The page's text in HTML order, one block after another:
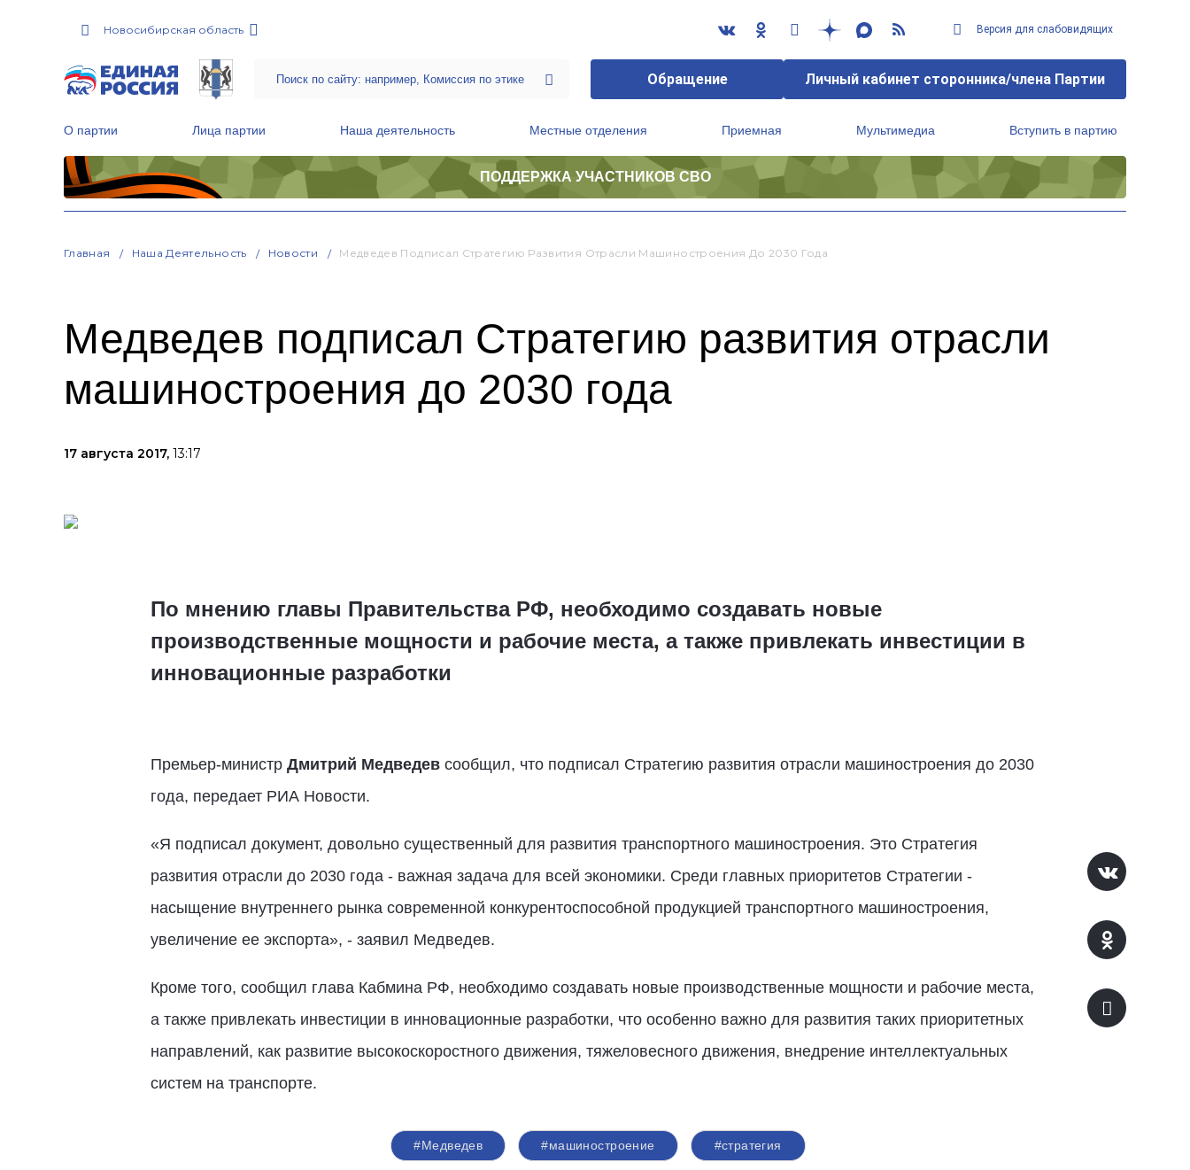
Новосибирская область Версия для слабовидящих
Обращение Личный кабинет сторонника/члена Партии
О партии Лица партии Наша деятельность Местные отделения Приемная Мультимедиа Вступить в партию
ПОДДЕРЖКА УЧАСТНИКОВ СВО
Главная Наша Деятельность Новости Медведев Подписал Стратегию Развития Отрасли Машиностроения До 2030 Года
Медведев подписал Стратегию развития отрасли
машиностроения до 2030 года
17 августа 2017, 13:17
По мнению главы Правительства РФ, необходимо создавать новые
производственные мощности и рабочие места, а также привлекать инвестиции в
инновационные разработки
Премьер-министр Дмитрий Медведевсообщил, что подписал Стратегию развития отрасли машиностроения до 2030
года, передает РИА Новости.
«Я подписал документ, довольно существенный для развития транспортного машиностроения. Это Стратегия
развития отрасли до 2030 года - важная задача для всей экономики. Среди главных приоритетов Стратегии -
насыщение внутреннего рынка современной конкурентоспособной продукцией транспортного машиностроения,
увеличение ее экспорта», - заявил Медведев.
Кроме того, сообщил глава Кабмина РФ, необходимо создавать новые производственные мощности и рабочие места,
а также привлекать инвестиции в инновационные разработки, что особенно важно для развития таких приоритетных
направлений, как развитие высокоскоростного движения, тяжеловесного движения, внедрение интеллектуальных
систем на транспорте.
#Медведев #машиностроение #стратегия